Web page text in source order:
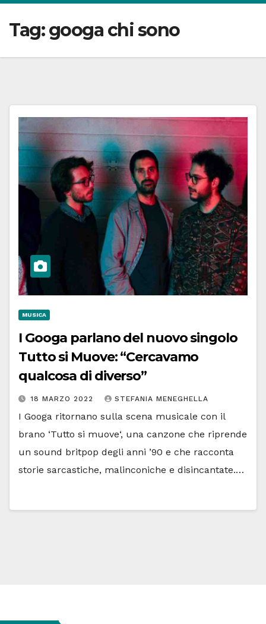
Tag:googa chi sono
MUSICA
I Googa parlano del nuovo singolo
Tutto si Muove: “Cercavamo
qualcosa di diverso”
18 MARZO 2022 STEFANIA MENEGHELLA
I Googa ritornano sulla scena musicale con il
brano ‘Tutto si muove‘, una canzone che riprende
un sound britpop degli anni ’90 e che racconta
storie sarcastiche, malinconiche e disincantate.…